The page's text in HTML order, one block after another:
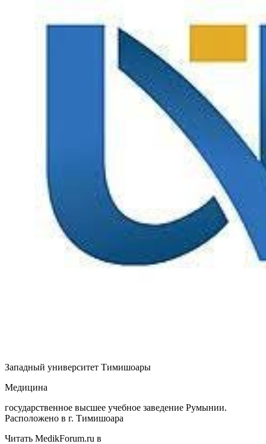
Западный университет Тимишоары
Медицина
государственное высшее учебное заведение Румынии.
Расположено в г. Тимишоара
Читать MedikForum.ru в